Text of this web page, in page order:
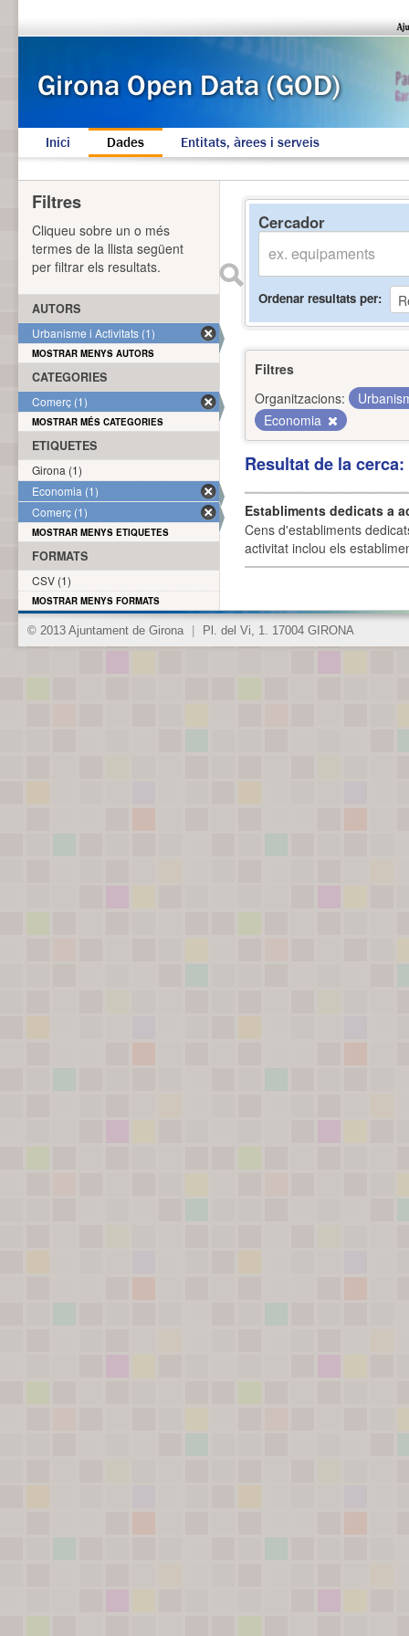
Inici Dades Entitats, àrees i serveis
Cercador
Ordenar resultats per
Filtres
Organitzacions:
Economia
Resultat de la
Establiments dedicats a
Cens d'establiments
activitat inclou els
Filtres
Cliqueu sobre un o més
termes de la llista següent
per filtrar els resultats.
AUTORS
Urbanisme i Activitats (1)
MOSTRAR MENYS AUTORS
CATEGORIES
Comerç (1)
MOSTRAR MÉS CATEGORIES
ETIQUETES
Girona (1)
Economia (1)
Comerç (1)
MOSTRAR MENYS ETIQUETES
FORMATS
CSV (1)
MOSTRAR MENYS FORMATS
© 2013 Ajuntament de Girona Pl. del Vi, 1. 17004 GIRONA